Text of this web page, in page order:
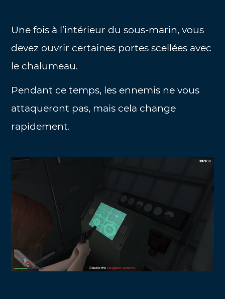
Une fois à l’intérieur du sous-marin, vous
devez ouvrir certaines portes scellées avec
le chalumeau.
Pendant ce temps, les ennemis ne vous
attaqueront pas, mais cela change
rapidement.